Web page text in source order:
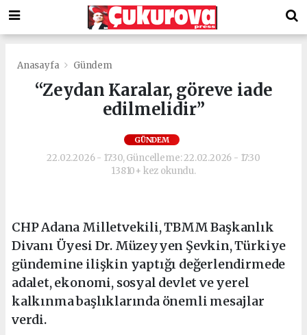
Anasayfa Gündem
“Zeydan Karalar, göreve iade
edilmelidir”
GÜNDEM
22.02.2026 - 17:30, Güncelleme: 22.02.2026 - 17:30
13810+ kez okundu.
CHP Adana Milletvekili, TBMM Başkanlık
Divanı Üyesi Dr. Müzeyyen Şevkin, Türkiye
gündemine ilişkin yaptığı değerlendirmede
adalet, ekonomi, sosyal devlet ve yerel
kalkınma başlıklarında önemli mesajlar
verdi.